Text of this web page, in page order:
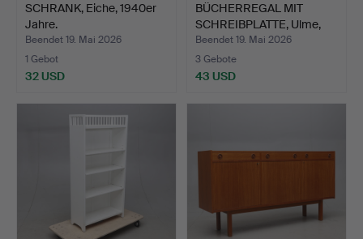
SCHRANK, Eiche, 1940er
Jahre.
Beendet 19. Mai 2026
1 Gebot
32 USD
BÜCHERREGAL MIT
SCHREIBPLATTE, Ulme,
Swedi…
Beendet 19. Mai 2026
3 Gebote
43 USD